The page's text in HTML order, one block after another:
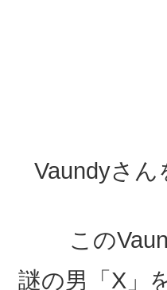
Vaundyさん
この
謎の男「X」